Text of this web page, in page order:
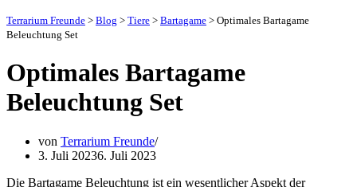
Terrarium Freunde > Blog > Tiere > Bartagame > Optimales Bartagame
Beleuchtung Set
Optimales Bartagame
Beleuchtung Set
von Terrarium Freunde
3. Juli 20236. Juli 2023
Die Bartagame Beleuchtung ist ein wesentlicher Aspekt der